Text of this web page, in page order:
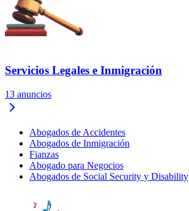
Servicios Legales e Inmigración
13 anuncios
Abogados de Accidentes
Abogados de Inmigración
Fianzas
Abogado para Negocios
Abogados de Social Security y Disability